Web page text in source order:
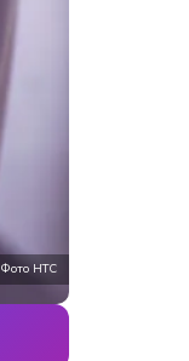
Фото НТС